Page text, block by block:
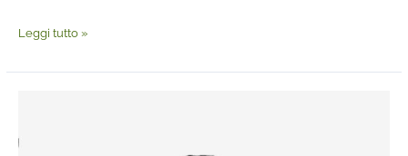
Leggi tutto »
vampiro”